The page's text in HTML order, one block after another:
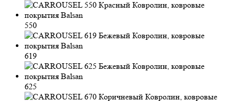
550
619
625